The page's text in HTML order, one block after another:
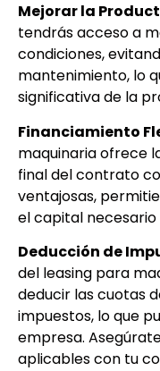
Mejorar la
tendrás acceso a
condiciones,
mantenimiento, lo
significativa de la
Financiamiento
maquinaria ofrece
final del contrato
ventajosas,
el capital
Deducción de
del leasing para
deducir las cuotas
impuestos, lo que
empresa.
aplicables con tu